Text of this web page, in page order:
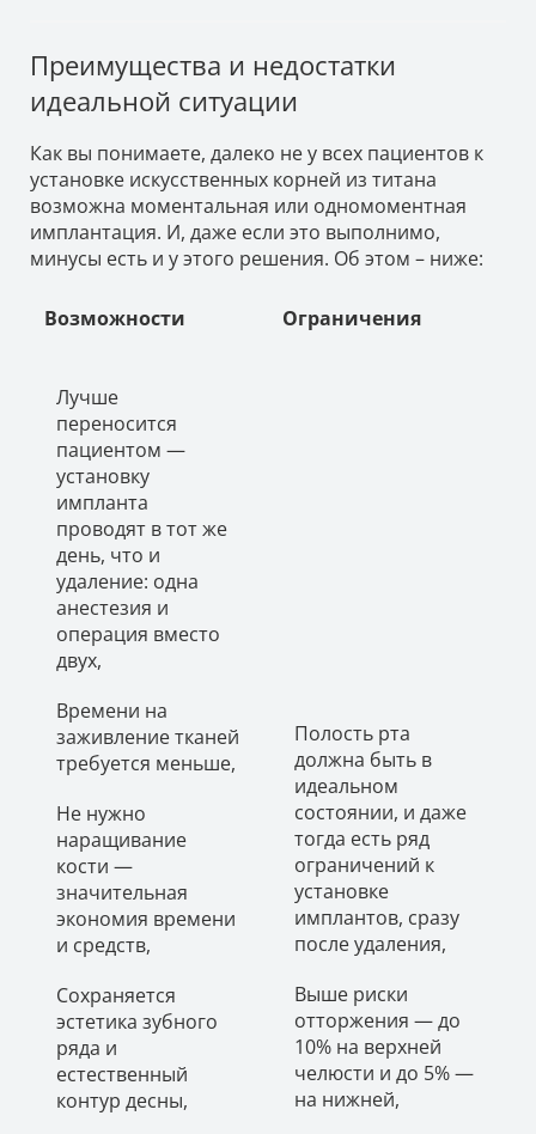
Преимущества и недостатки
идеальной ситуации
Как вы понимаете, далеко не у всех пациентов к
установке искусственных корней из титана
возможна моментальная или одномоментная
имплантация. И, даже если это выполнимо,
минусы есть и у этого решения. Об этом – ниже:
Возможности Ограничения
Лучше
переносится
пациентом —
установку
импланта
проводят в тот же
день, что и
удаление: одна
анестезия и
операция вместо
двух,
Времени на
заживление тканей
требуется меньше,
Не нужно
наращивание
кости —
значительная
экономия времени
и средств,
Сохраняется
эстетика зубного
ряда и
естественный
контур десны,
Полость рта
должна быть в
идеальном
состоянии, и даже
тогда есть ряд
ограничений к
установке
имплантов, сразу
после удаления,
Выше риски
отторжения — до
10% на верхней
челюсти и до 5% —
на нижней,